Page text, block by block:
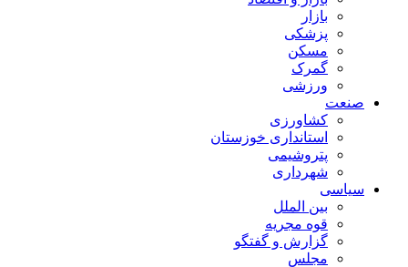
بازار
پزشکی
مسکن
گمرک
ورزشی
صنعت
کشاورزی
استانداری خوزستان
پتروشیمی
شهرداری
سیاسی
بین الملل
قوه مجریه
گزارش و گفتگو
مجلس